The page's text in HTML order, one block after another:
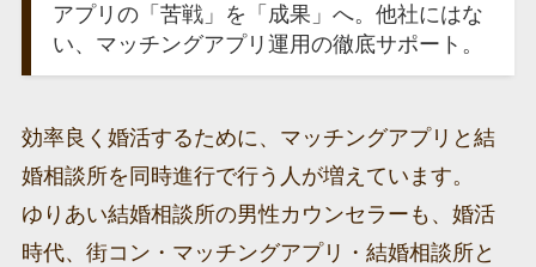
アプリの「苦戦」を「成果」へ。他社にはな
い、マッチングアプリ運用の徹底サポート。
効率良く婚活するために、マッチングアプリと結
婚相談所を同時進行で行う人が増えています。
ゆりあい結婚相談所の男性カウンセラーも、婚活
時代、街コン・マッチングアプリ・結婚相談所と